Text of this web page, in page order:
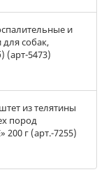
и
собак,
(арт-5473)
из телятины
пород
г (арт.-7255)